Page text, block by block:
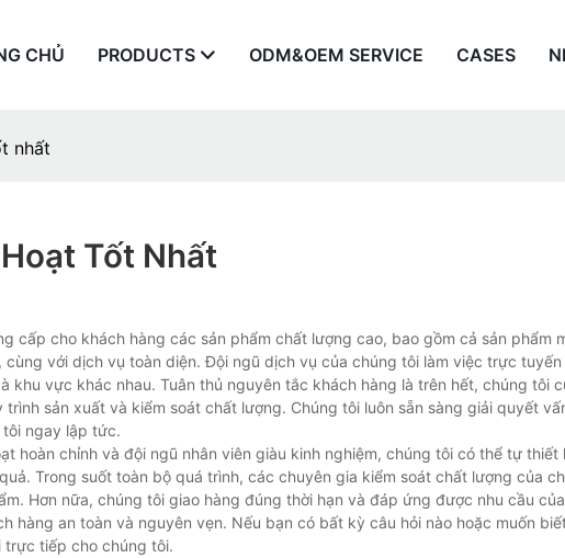
CHỦ PRODUCTS ODM&OEM SERVICE CASES
nhất
Tốt Nhất
cấp cho khách hàng các sản phẩm chất lượng cao, bao gồm cả sản phẩm
với dịch vụ toàn diện. Đội ngũ dịch vụ của chúng tôi làm việc trực
khu vực khác nhau. Tuân thủ nguyên tắc khách hàng là trên hết, chúng tôi
sản xuất và kiểm soát chất lượng. Chúng tôi luôn sẵn sàng giải quyết
tôi ngay lập tức.
hoàn chỉnh và đội ngũ nhân viên giàu kinh nghiệm, chúng tôi có thể tự
Trong suốt toàn bộ quá trình, các chuyên gia kiểm soát chất lượng của
Hơn nữa, chúng tôi giao hàng đúng thời hạn và đáp ứng được nhu cầu
hàng an toàn và nguyên vẹn. Nếu bạn có bất kỳ câu hỏi nào hoặc muốn
trực tiếp cho chúng tôi.